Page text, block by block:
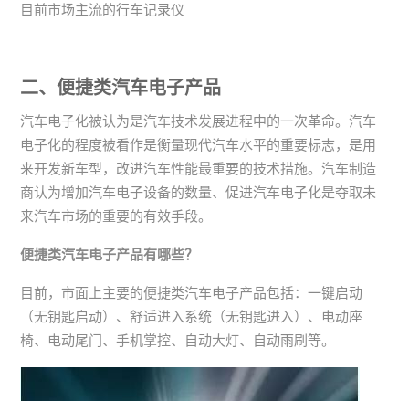
目前市场主流的行车记录仪
二、便捷类汽车电子产品
汽车电子化被认为是汽车技术发展进程中的一次革命。汽车
电子化的程度被看作是衡量现代汽车水平的重要标志，是用
来开发新车型，改进汽车性能最重要的技术措施。汽车制造
商认为增加汽车电子设备的数量、促进汽车电子化是夺取未
来汽车市场的重要的有效手段。
便捷类汽车电子产品有哪些？
目前，市面上主要的便捷类汽车电子产品包括：一键启动
（无钥匙启动）、舒适进入系统（无钥匙进入）、电动座
椅、电动尾门、手机掌控、自动大灯、自动雨刷等。